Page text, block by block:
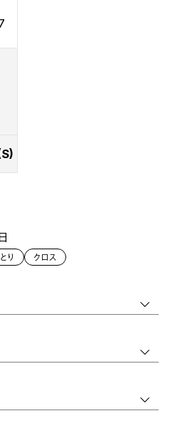
り クロス